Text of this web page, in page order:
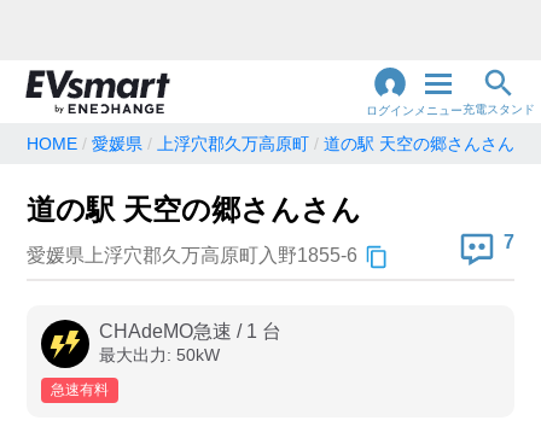
ログイン メニュー充電スタンド
地名・観光スポット・住所で検索
充電器の種類
急速充電器のみ表示
高速道路上のみ表示
HOME 愛媛県 上浮穴郡久万高原町 道の駅 天空の郷さんさん
道の駅 天空の郷さんさん
愛媛県上浮穴郡久万高原町入野1855-6
7
CHAdeMO急速 / 1 台
最大出力: 50kW
急速有料